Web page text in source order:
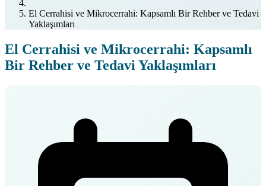
El Cerrahisi ve Mikrocerrahi: Kapsamlı Bir Rehber ve Tedavi
Yaklaşımları
El Cerrahisi ve Mikrocerrahi: Kapsamlı
Bir Rehber ve Tedavi Yaklaşımları